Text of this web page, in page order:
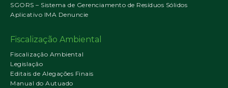
SGORS – Sistema de Gerenciamento de Resíduos Sólidos
Aplicativo IMA Denuncie
Fiscalização Ambiental
Fiscalização Ambiental
Legislação
Editais de Alegações Finais
Manual do Autuado